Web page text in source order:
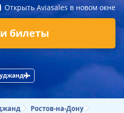
Открыть Aviasales в новом окне
билеты
Ростов-на-Дону